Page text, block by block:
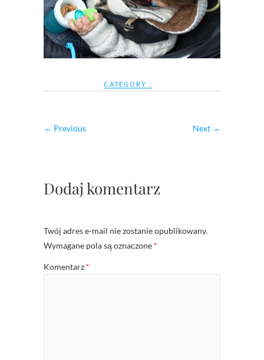
CATEGORY :
← Previous Next →
Dodaj komentarz
Twój adres e-mail nie zostanie opublikowany.
Wymagane pola są oznaczone *
Komentarz *